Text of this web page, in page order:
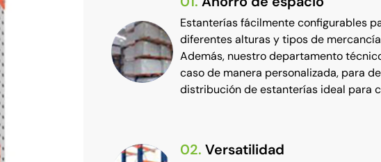
Estanterías fácilmente configurables
diferentes alturas y tipos de
Además, nuestro departamento
caso de manera personalizada, para
distribución de estanterías ideal para
02. Versatilidad